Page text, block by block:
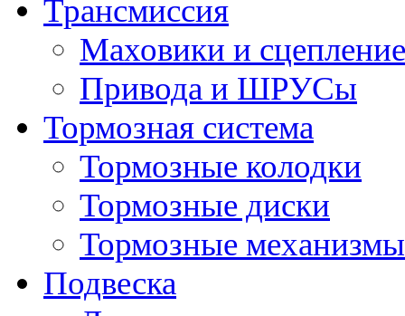
Трансмиссия
Маховики и сцепление
Привода и ШРУСы
Тормозная система
Тормозные колодки
Тормозные диски
Тормозные механизмы
Подвеска